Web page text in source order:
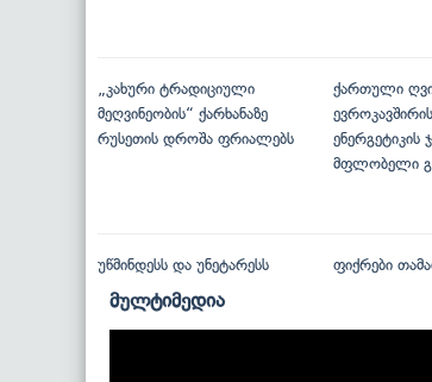
„კახური ტრადიციული
მეღვინეობის“ ქარხანაზე
რუსეთის დროშა ფრიალებს
ქართული
მფლობელი
უწმინდესს და უნეტარესს ფიქრები
მულტიმედია